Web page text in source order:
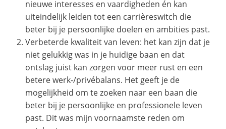
nieuwe interesses en vaardigheden én kan
uiteindelijk leiden tot een carrièreswitch die
beter bij je persoonlijke doelen en ambities past.
Verbeterde kwaliteit van leven: het kan zijn dat je
niet gelukkig was in je huidige baan en dat
ontslag juist kan zorgen voor meer rust en een
betere werk-/privébalans. Het geeft je de
mogelijkheid om te zoeken naar een baan die
beter bij je persoonlijke en professionele leven
past. Dit was mijn voornaamste reden om